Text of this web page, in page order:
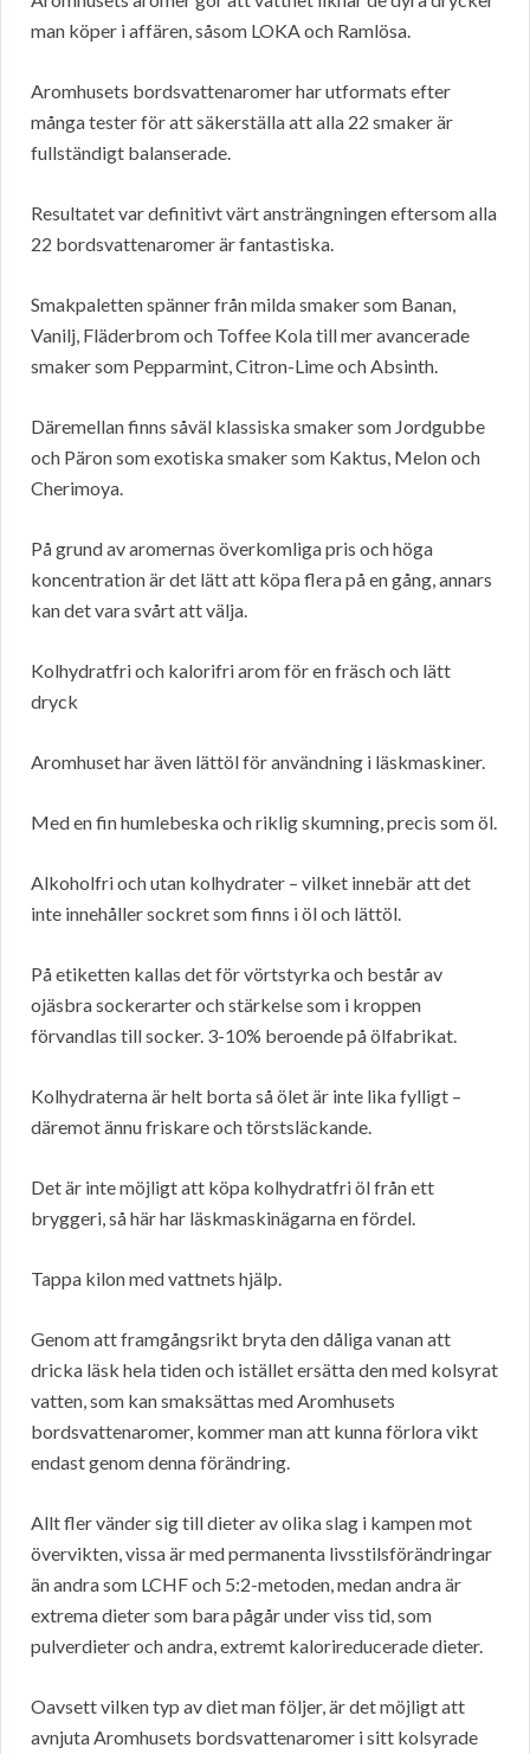
man köper i affären, såsom LOKA och Ramlösa.
Aromhusets bordsvattenaromer har utformats efter
många tester för att säkerställa att alla 22 smaker är
fullständigt balanserade.
Resultatet var definitivt värt ansträngningen eftersom alla
22 bordsvattenaromer är fantastiska.
Smakpaletten spänner från milda smaker som Banan,
Vanilj, Fläderbrom och Toffee Kola till mer avancerade
smaker som Pepparmint, Citron-Lime och Absinth.
Däremellan finns såväl klassiska smaker som Jordgubbe
och Päron som exotiska smaker som Kaktus, Melon och
Cherimoya.
På grund av aromernas överkomliga pris och höga
koncentration är det lätt att köpa flera på en gång, annars
kan det vara svårt att välja.
Kolhydratfri och kalorifri arom för en fräsch och lätt
dryck
Aromhuset har även lättöl för användning i läskmaskiner.
Med en fin humlebeska och riklig skumning, precis som öl.
Alkoholfri och utan kolhydrater – vilket innebär att det
inte innehåller sockret som finns i öl och lättöl.
På etiketten kallas det för vörtstyrka och består av
ojäsbra sockerarter och stärkelse som i kroppen
förvandlas till socker. 3-10% beroende på ölfabrikat.
Kolhydraterna är helt borta så ölet är inte lika fylligt –
däremot ännu friskare och törstsläckande.
Det är inte möjligt att köpa kolhydratfri öl från ett
bryggeri, så här har läskmaskinägarna en fördel.
Tappa kilon med vattnets hjälp.
Genom att framgångsrikt bryta den dåliga vanan att
dricka läsk hela tiden och istället ersätta den med kolsyrat
vatten, som kan smaksättas med Aromhusets
bordsvattenaromer, kommer man att kunna förlora vikt
endast genom denna förändring.
Allt fler vänder sig till dieter av olika slag i kampen mot
övervikten, vissa är med permanenta livsstilsförändringar
än andra som LCHF och 5:2-metoden, medan andra är
extrema dieter som bara pågår under viss tid, som
pulverdieter och andra, extremt kalorireducerade dieter.
Oavsett vilken typ av diet man följer, är det möjligt att
avnjuta Aromhusets bordsvattenaromer i sitt kolsyrade